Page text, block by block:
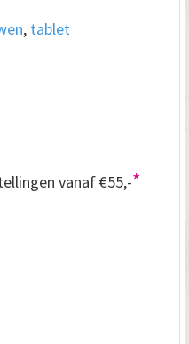
, tablet
vanaf €55,-*